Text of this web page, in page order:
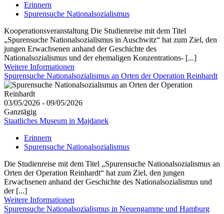
Erinnern
Spurensuche Nationalsozialismus
Kooperationsveranstaltung Die Studienreise mit dem Titel
„Spurensuche Nationalsozialismus in Auschwitz“ hat zum Ziel, den
jungen Erwachsenen anhand der Geschichte des
Nationalsozialismus und der ehemaligen Konzentrations- [...]
Weitere Informationen
Spurensuche Nationalsozialismus an Orten der Operation Reinhardt
03/05/2026 - 09/05/2026
Ganztägig
Staatliches Museum in Majdanek
Erinnern
Spurensuche Nationalsozialismus
Die Studienreise mit dem Titel „Spurensuche Nationalsozialismus an
Orten der Operation Reinhardt“ hat zum Ziel, den jungen
Erwachsenen anhand der Geschichte des Nationalsozialismus und
der [...]
Weitere Informationen
Spurensuche Nationalsozialismus in Neuengamme und Hamburg